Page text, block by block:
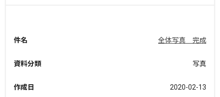
件名 全体写真 完成
資料分類 写真
作成日 2020-02-13